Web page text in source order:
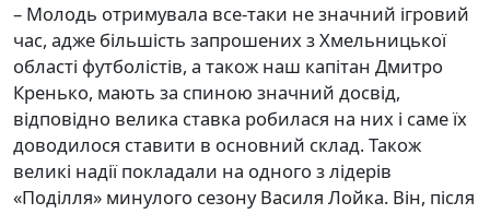
– Молодь отримувала все-таки не значний ігровий
час, адже більшість запрошених з Хмельницької
області футболістів, а також наш капітан Дмитро
Кренько, мають за спиною значний досвід,
відповідно велика ставка робилася на них і саме їх
доводилося ставити в основний склад. Також
великі надії покладали на одного з лідерів
«Поділля» минулого сезону Василя Лойка. Він, після